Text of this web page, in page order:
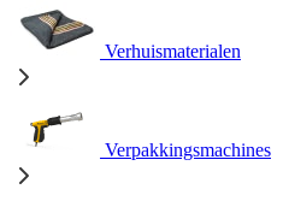
Verhuismaterialen
Verpakkingsmachines